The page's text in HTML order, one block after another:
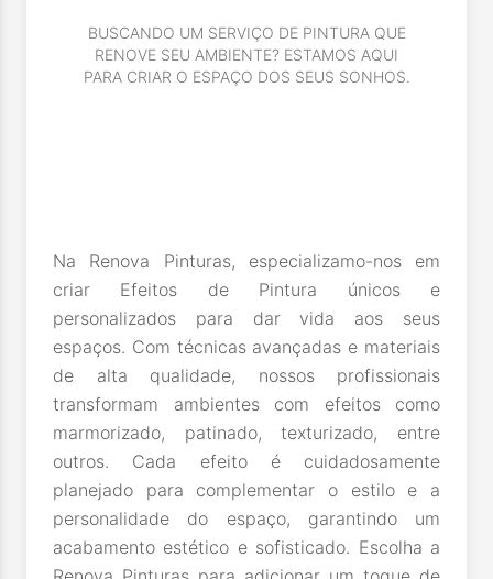
BUSCANDO UM SERVIÇO DE PINTURA QUE
RENOVE SEU AMBIENTE? ESTAMOS AQUI
PARA CRIAR O ESPAÇO DOS SEUS SONHOS.
Na Renova Pinturas, especializamo-nos em
criar Efeitos de Pintura únicos e
personalizados para dar vida aos seus
espaços. Com técnicas avançadas e materiais
de alta qualidade, nossos profissionais
transformam ambientes com efeitos como
marmorizado, patinado, texturizado, entre
outros. Cada efeito é cuidadosamente
planejado para complementar o estilo e a
personalidade do espaço, garantindo um
acabamento estético e sofisticado. Escolha a